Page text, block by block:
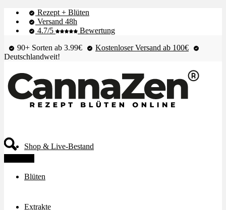
Rezept + Blüten
Versand 48h
4.7/5
Bewertung
90+ Sorten ab 3.99€
Kostenloser Versand ab 100€
Deutschlandweit!
Shop & Live-Bestand
Blüten
Extrakte